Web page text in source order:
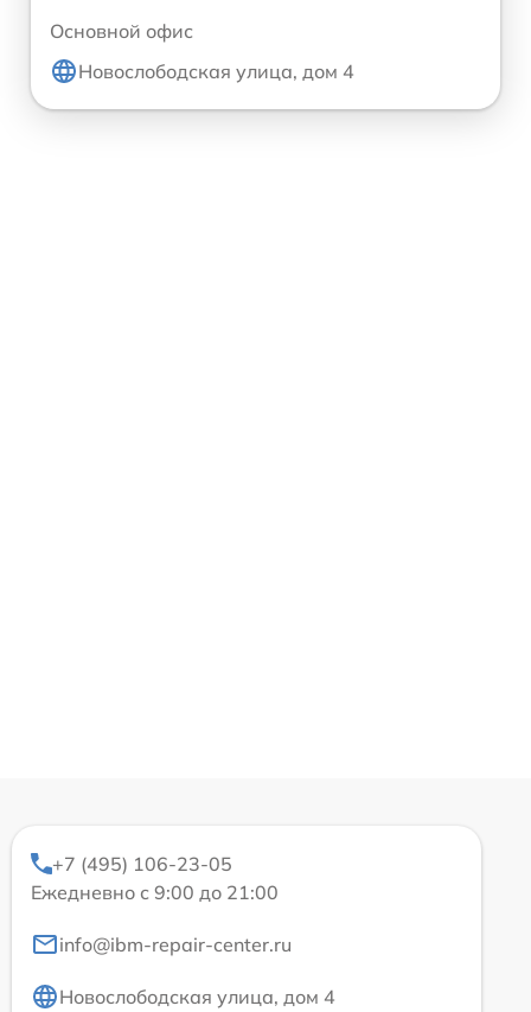
Основной офис
Новослободская улица, дом 4
+7 (495) 106-23-05
Ежедневно с 9:00 до 21:00
info@ibm-repair-center.ru
Новослободская улица, дом 4